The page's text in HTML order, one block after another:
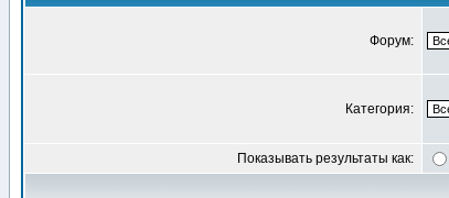
Форум:
Категория:
Показывать результаты как: